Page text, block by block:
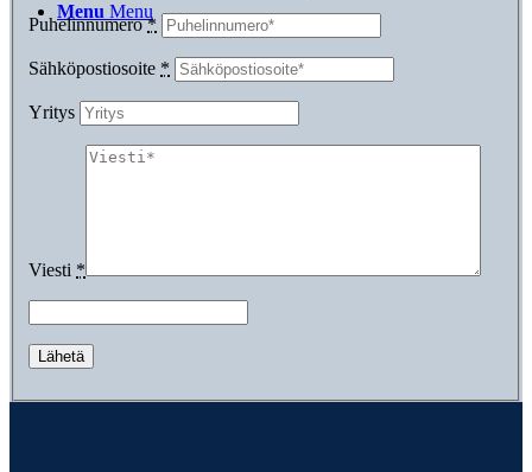
Menu Menu
Puhelinnumero*
Sähköpostiosoite *
Yritys
Viesti *